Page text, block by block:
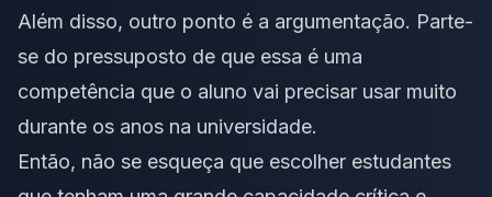
Além disso, outro ponto é a argumentação. Parte-
se do pressuposto de que essa é uma
competência que o aluno vai precisar usar muito
durante os anos na universidade.
Então, não se esqueça que escolher estudantes